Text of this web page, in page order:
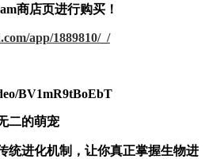
商店页进行购买！
app/1889810/_/
BV1mR9tBoEbT
二的萌宠
统进化机制，让你真正掌握生物进